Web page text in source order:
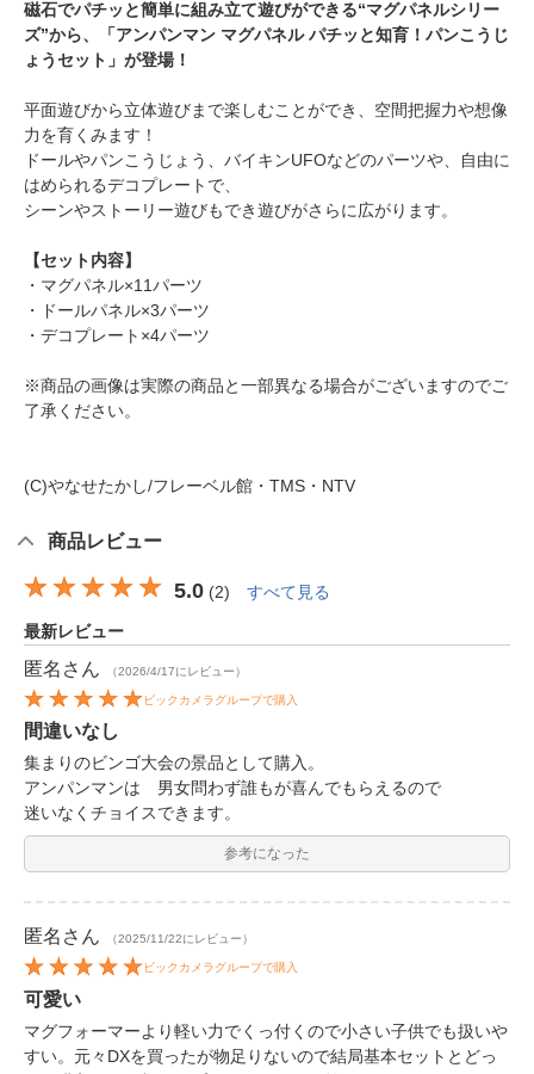
磁石でパチッと簡単に組み立て遊びができる“マグパネルシリー
ズ”から、「アンパンマン マグパネル パチッと知育！パンこうじ
ょうセット」が登場！
平面遊びから立体遊びまで楽しむことができ、空間把握力や想像
力を育くみます！
ドールやパンこうじょう、バイキンUFOなどのパーツや、自由に
はめられるデコプレートで、
シーンやストーリー遊びもでき遊びがさらに広がります。
【セット内容】
・マグパネル×11パーツ
・ドールパネル×3パーツ
・デコプレート×4パーツ
※商品の画像は実際の商品と一部異なる場合がございますのでご
了承ください。
(C)やなせたかし/フレーベル館・TMS・NTV
商品レビュー
5.0 (2) すべて見る
最新レビュー
匿名 さん （2026/4/17にレビュー）
ビックカメラグループで購入
間違いなし
集まりのビンゴ大会の景品として購入。
アンパンマンは 男女問わず誰もが喜んでもらえるので
迷いなくチョイスできます。
参考になった
匿名 さん （2025/11/22にレビュー）
ビックカメラグループで購入
可愛い
マグフォーマーより軽い力でくっ付くので小さい子供でも扱いや
すい。元々DXを買ったが物足りないので結局基本セットとどっ